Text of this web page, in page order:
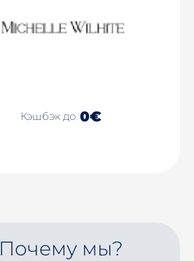
Кэшбэк до 0€
Почему мы?